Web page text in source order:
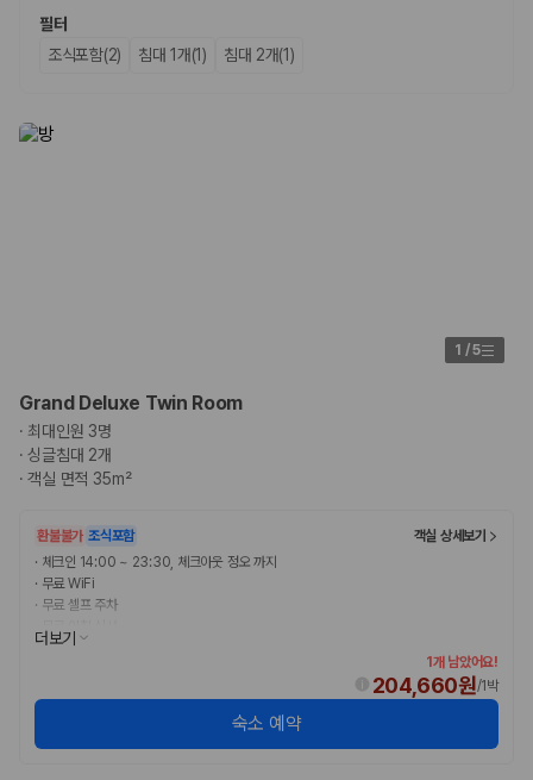
차종별 최저가 비교:
인원에 맞는 차종별 가격을 비교합니다.
보험 조건 비교:일반자차, 완전자차, 슈퍼자차의 면책금과 보상 한
확인합니다.
실시간 예약:
제주렌트카 최저가는 차량 기본요금만으로 판단하기 어렵습니다. 보험 포
함 여부, 면책금, 보상 한도, 옵션 비용, 취소 수수료를 함께 확인해야 실제
로 저렴한 차량을 고를 수 있습니다.
2. 보험 조건은 가격만큼 중요합니다
완전자차와 슈퍼자차는 업체별 보장 범위가 다를 수 있습니다. 카모아에서
수준을 선택할 수 있습니다.
3. 제주공항 접근성과 셔틀 조건을 함께 확인하세요
제주 렌트카는 차량 인수 위치와 셔틀 편의성에 따라 실제 이용 만족도가
달라집니다. 공항에서 렌트카 사무실까지의 이동 조건을 가격과 함께 비교
제주도 렌트카 차종별 가격비교
필터
조식포함(2)
침대 1개(1) 침대 2개(1)
1 /5
Grand Deluxe Twin Room
· 최대인원 3명
·싱글침대 2개
·객실 면적 35m²
환불불가 조식포함
객실 상세보기
· 체크인 14:00 ~ 23:30, 체크아웃 정오 까지
· 무료 WiFi
· 무료 셀프 주차
무료 아침 식사
더보기
1개 남았어요!
204,660원/1박
숙소 예약